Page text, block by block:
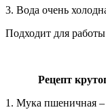
3. Вода очень
Подходит для
Рецепт
1. Мука пшеничная –